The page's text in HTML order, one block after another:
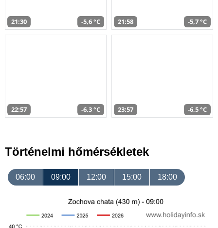
21:30 -5,6 °C 21:58 -5,7 °C
22:57 -6,3 °C 23:57 -6,5 °C
Történelmi hőmérsékletek
06:00 09:00 12:00 15:00 18:00